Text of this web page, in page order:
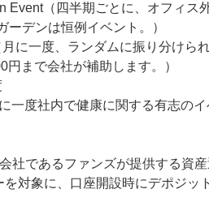
Event（四半期ごとに、オフィス
デンは恒例イベント。）
に一度、ランダムに振り分けら
まで会社が補助します。）
一度社内で健康に関する有志の
社であるファンズが提供する資
を対象に、口座開設時にデポジ